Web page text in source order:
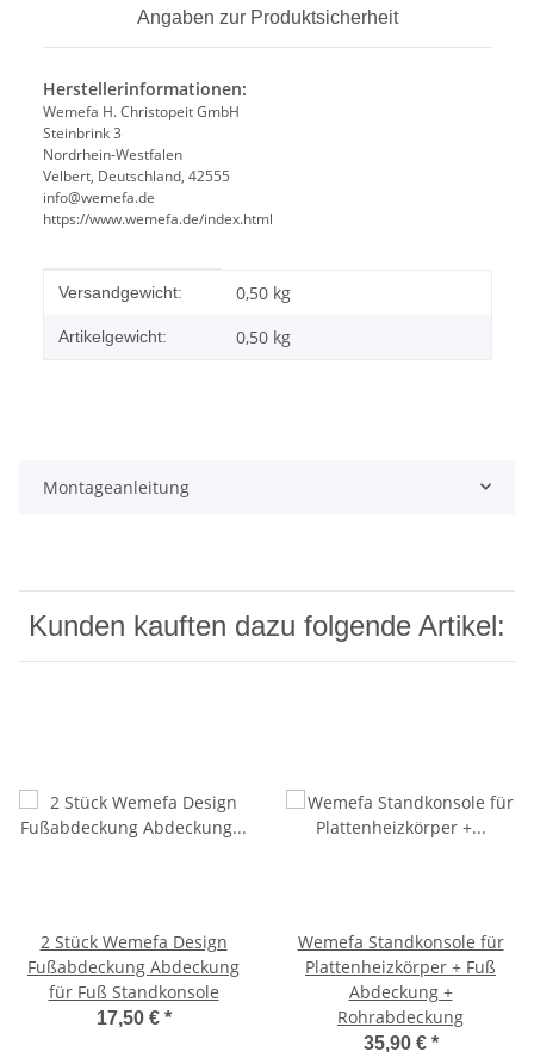
Angaben zur Produktsicherheit
Herstellerinformationen:
Wemefa H. Christopeit GmbH
Steinbrink 3
Nordrhein-Westfalen
Velbert, Deutschland, 42555
info@wemefa.de
https://www.wemefa.de/index.html
Produkteigenschaft
Wert
Versandgewicht: 0,50 kg
Artikelgewicht: 0,50 kg
Montageanleitung
Kunden kauften dazu folgende Artikel:
2 Stück Wemefa Design
Fußabdeckung Abdeckung
für Fuß Standkonsole
17,50 € *
Wemefa Standkonsole für
Plattenheizkörper + Fuß
Abdeckung +
Rohrabdeckung
35,90 € *